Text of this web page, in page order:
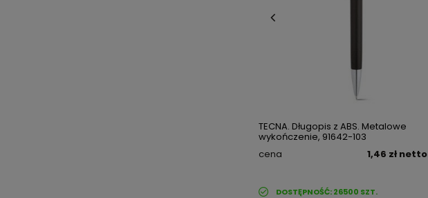
TECNA. Długopis z ABS. Metalowe
wykończenie, 91642-103
cena
1,46 zł netto
DOSTĘPNOŚĆ:26500 SZT.